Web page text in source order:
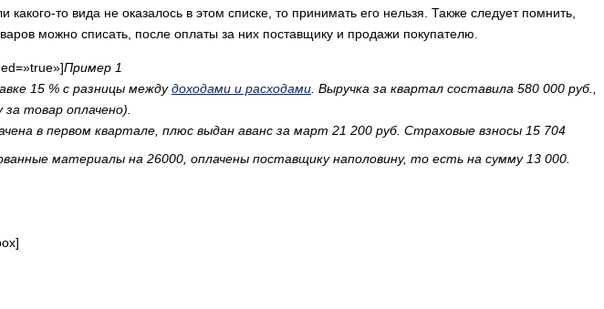
то вида не оказалось в этом списке, то принимать его нельзя. Также следует помнить,
можно списать, после оплаты за них поставщику и продажи покупателю.
Пример 1
15 % с разницы междудоходами и расходами . Выручка за квартал составила 580 000 руб.,
товар оплачено).
в первом квартале, плюс выдан аванс за март 21 200 руб. Страховые взносы 15 704
материалы на 26000, оплачены поставщику наполовину, то есть на сумму 13 000.